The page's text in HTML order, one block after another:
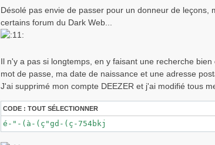
Désolé pas envie de passer pour un donneur de
certains forum du Dark Web...
Il n'y a pas si longtemps, en y faisant une recherche
mot de passe, ma date de naissance et une adresse
J'ai supprimé mon compte DEEZER et j'ai modifié tous
CODE : TOUT SÉLECTIONNER
é-"-(à-(ç"gd-(ç-754bkj